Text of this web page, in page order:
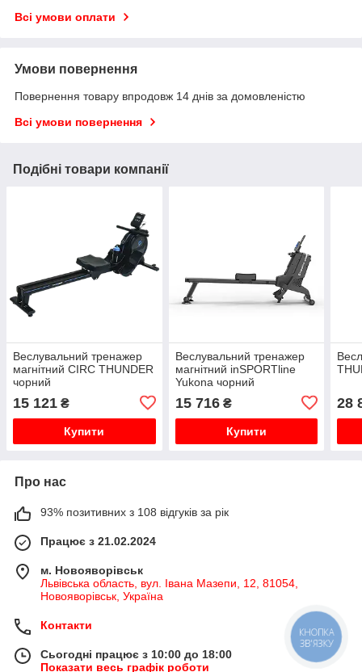
Всі умови оплати
Умови повернення
Повернення товару впродовж 14 днів за домовленістю
Всі умови повернення
Подібні товари компанії
Веслувальний тренажер
магнітний CIRC THUNDER
чорний
15 121 ₴
Купити
Веслувальний тренажер
магнітний inSPORTline
Yukona чорний
15 716₴
Купити
28
Про нас
93% позитивних з 108 відгуків за рік
Працює з 21.02.2024
м. Новояворівськ
Львівська область, вул. Івана Мазепи, 12, 81054,
Новояворівськ, Україна
Контакти
Сьогодні працює з 10:00 до 18:00
Показати весь графік роботи
КНОПКА
ЗВ'ЯЗКУ